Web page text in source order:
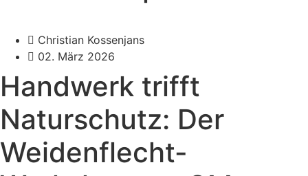
Christian Kossenjans
02. März 2026
Handwerk trifft
Naturschutz: Der
Weidenflecht-